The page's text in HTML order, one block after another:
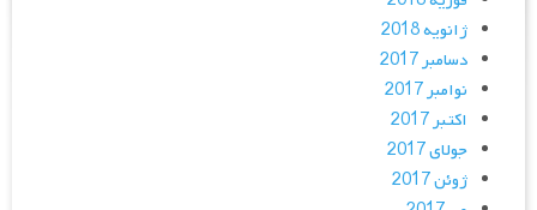
ژانویه 2018
دسامبر 2017
نوامبر 2017
اکتبر 2017
جولای 2017
ژوئن 2017